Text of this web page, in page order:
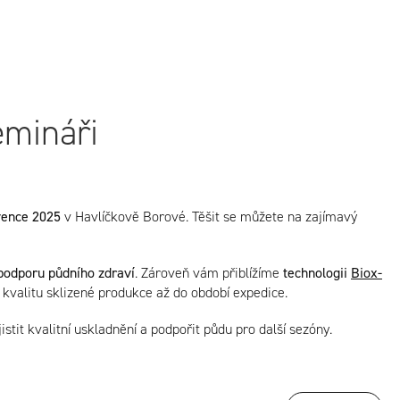
2025v Havlíčkově Borové. Těšit se můžete na zajímavý
půdního zdraví. Zároveň vám přiblížíme technologii Biox-
sklizené produkce až do období expedice.
kvalitní uskladnění a podpořit půdu pro další sezóny.